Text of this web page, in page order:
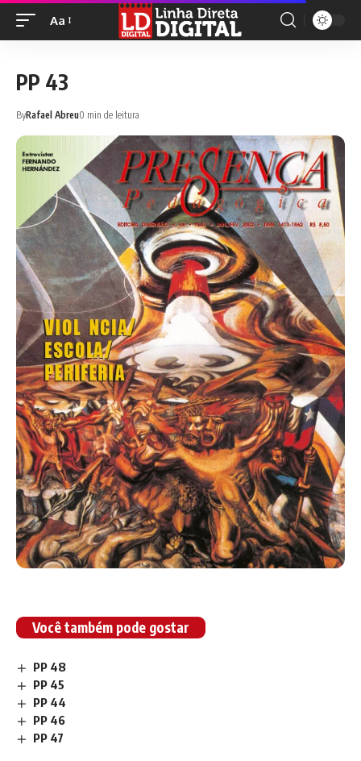
Aa
PP 43
ByRafael Abreu0 min de leitura
Você também pode gostar
PP 48
PP 45
PP 44
PP 46
PP 47